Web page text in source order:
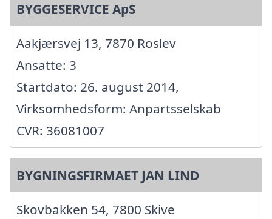
BYGGESERVICE ApS
Aakjærsvej 13, 7870 Roslev
Ansatte: 3
Startdato: 26. august 2014,
Virksomhedsform: Anpartsselskab
CVR: 36081007
BYGNINGSFIRMAET JAN LIND
Skovbakken 54, 7800 Skive